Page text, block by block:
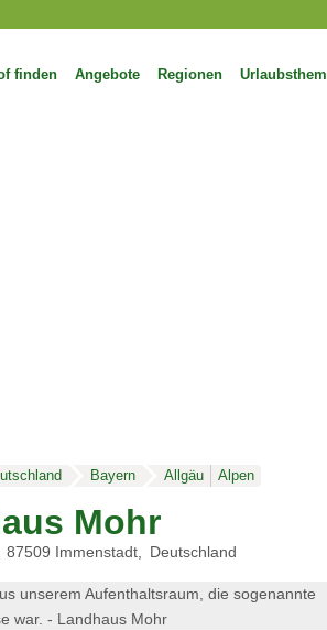
finden Angebote Regionen
Bayern Allgäu Alpen
Mohr
87509 Immenstadt Deutschland